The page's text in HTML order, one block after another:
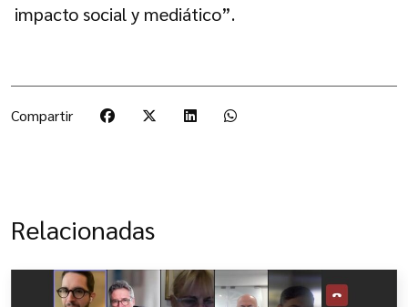
impacto social y mediático”.
Compartir
Relacionadas